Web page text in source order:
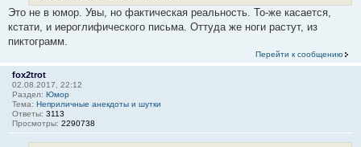
Это не в юмор. Увы, но фактическая реальность. То-же касается,
кстати, и иероглифического письма. Оттуда же ноги растут, из
пиктограмм.
Перейти к сообщению
fox2trot
02.08.2017, 22:12
Раздел: Юмор
Тема: Неприличные анекдоты и шутки
Ответы: 3113
Просмотры: 2290738